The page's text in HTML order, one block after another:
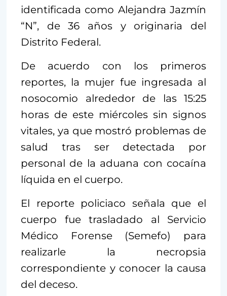
identificada como Alejandra Jazmín
“N”, de 36 años y originaria del
Distrito Federal.
De acuerdo con los primeros
reportes, la mujer fue ingresada al
nosocomio alrededor de las 15:25
horas de este miércoles sin signos
vitales, ya que mostró problemas de
salud tras ser detectada por
personal de la aduana con cocaína
líquida en el cuerpo.
El reporte policiaco señala que el
cuerpo fue trasladado al Servicio
Médico Forense (Semefo) para
realizarle la necropsia
correspondiente y conocer la causa
del deceso.